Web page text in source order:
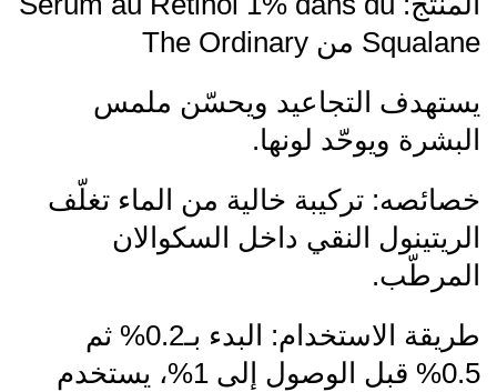
Squalane من The Ordinary
يستهدف التجاعيد ويحسّن ملمس
البشرة ويوحّد لونها.
خصائصه: تركيبة خالية من الماء تغلّف
الريتينول النقي داخل السكوالان
المرطّب.
طريقة الاستخدام: البدء بـ0.2% ثم
0.5% قبل الوصول إلى 1%، يستخدم